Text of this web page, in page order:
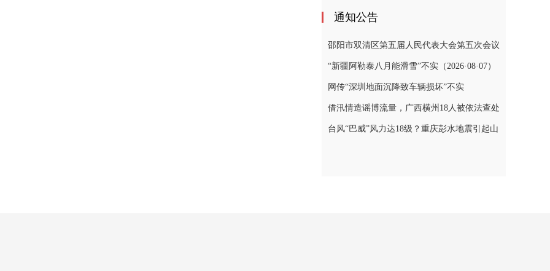
通知公告
邵阳市双清区第五届人民代表大会第五次会议
公告（一）
“新疆阿勒泰八月能滑雪”不实（2026·08·07）
网传“深圳地面沉降致车辆损坏”不实
（2026·08·06）
借汛情造谣博流量，广西横州18人被依法查处
（2026·08·05）
台风“巴威”风力达18级？重庆彭水地震引起山